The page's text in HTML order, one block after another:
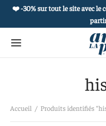
❤️ -30% sur tout le site avec le
Accueil / Produits identifiés